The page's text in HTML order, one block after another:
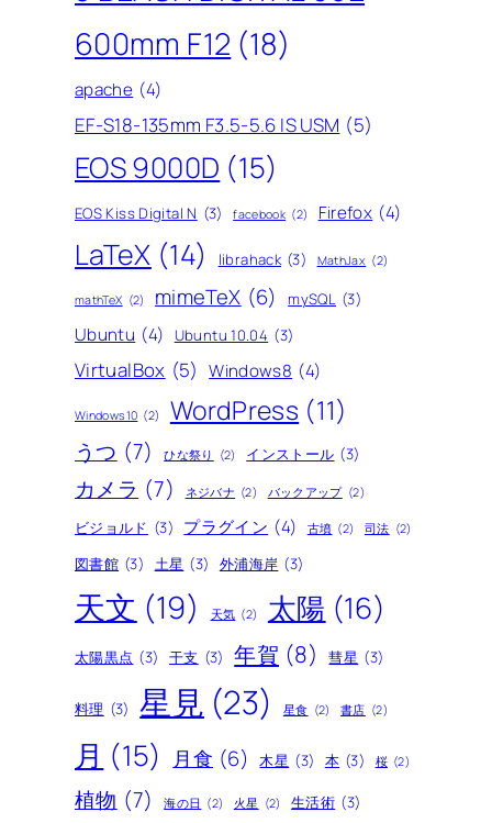
600mm F12 (18)
apache (4)
EF-S18-135mm F3.5-5.6 IS USM (5)
EOS 9000D (15)
EOS Kiss Digital N (3) facebook (2) Firefox (4)
LaTeX (14) librahack (3) MathJax (2)
mathTeX (2) mimeTeX (6) mySQL (3)
Ubuntu (4) Ubuntu 10.04 (3)
VirtualBox (5) Windows8 (4)
Windows10 (2) WordPress (11)
うつ (7) ひな祭り (2) インストール (3)
カメラ (7) ネジバナ (2) バックアップ (2)
ビジョルド (3) プラグイン (4) 古墳 (2) 司法 (2)
図書館 (3) 土星 (3) 外浦海岸 (3)
天文 (19) 天気 (2) 太陽 (16)
太陽黒点 (3) 干支 (3) 年賀 (8) 彗星 (3)
料理 (3) 星見 (23) 星食 (2) 書店 (2)
月 (15) 月食 (6) 木星 (3) 本 (3) 桜 (2)
植物 (7) 海の日 (2) 火星 (2) 生活術 (3)